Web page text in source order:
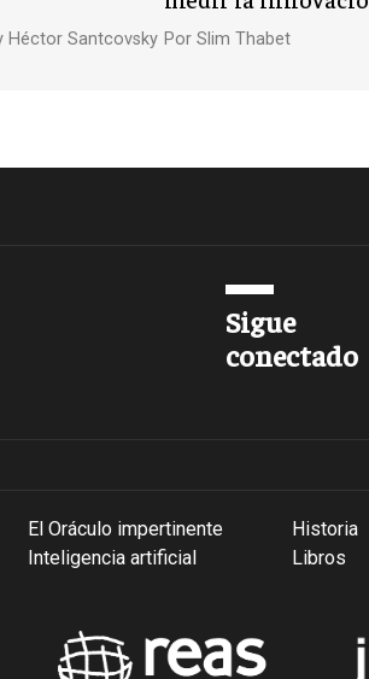
Héctor Santcovsky Por Slim Thabet
Sigue
conectado
El Oráculo impertinente
Inteligencia artificial
Historia
Libros